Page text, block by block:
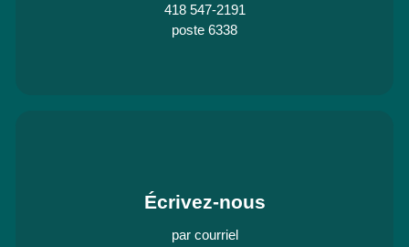
418 547-2191
poste 6338
Écrivez-nous
par courriel